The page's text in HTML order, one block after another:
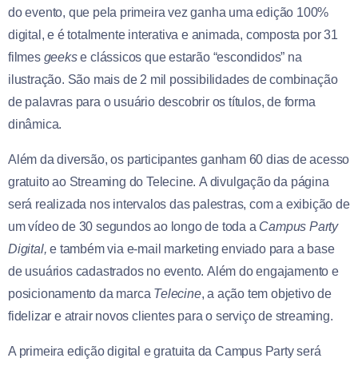
do evento, que pela primeira vez ganha uma edição 100%
digital, e é totalmente interativa e animada, composta por 31
filmes geekse clássicos que estarão “escondidos” na
ilustração. São mais de 2 mil possibilidades de combinação
de palavras para o usuário descobrir os títulos, de forma
dinâmica.
Além da diversão, os participantes ganham 60 dias de acesso
gratuito ao Streaming do Telecine. A divulgação da página
será realizada nos intervalos das palestras, com a exibição de
um vídeo de 30 segundos ao longo de toda a Campus Party
Digital, e também via e-mail marketing enviado para a base
de usuários cadastrados no evento. Além do engajamento e
posicionamento da marca Telecine, a ação tem objetivo de
fidelizar e atrair novos clientes para o serviço de streaming.
A primeira edição digital e gratuita da Campus Party será